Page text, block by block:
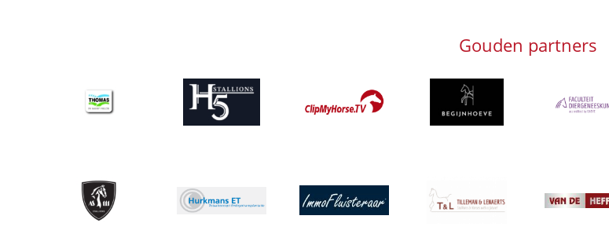
Gouden partners
Afbeelding Afbeelding Afbeelding
Afbeelding
Afbeelding Afbeelding
Afbeelding
Afbeelding